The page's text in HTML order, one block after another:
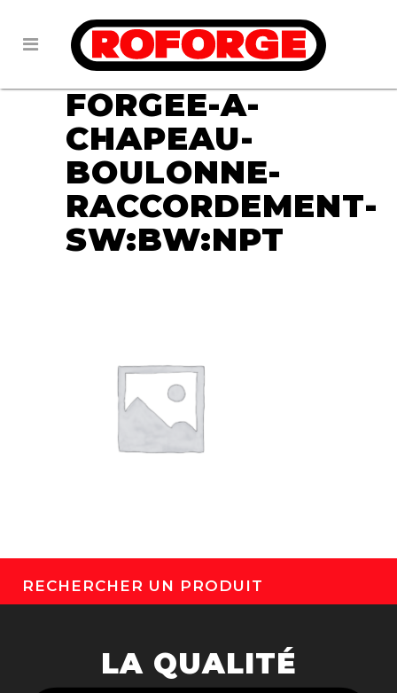
07 DÉCFICHE-
8-VANNE-
FORGEE-A-
CHAPEAU-
BOULONNE-
RACCORDEMENT-
SW:BW:NPT
RECHERCHER UN PRODUIT
LA QUALITÉ